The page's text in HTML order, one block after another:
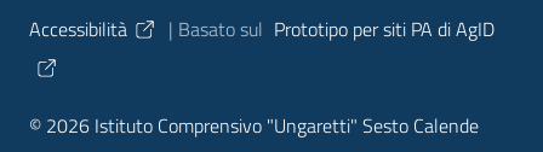
Sezione Link Utili
Accessibilità | Basato sul Prototipo per siti PA di AgID
© 2026 Istituto Comprensivo "Ungaretti" Sesto Calende